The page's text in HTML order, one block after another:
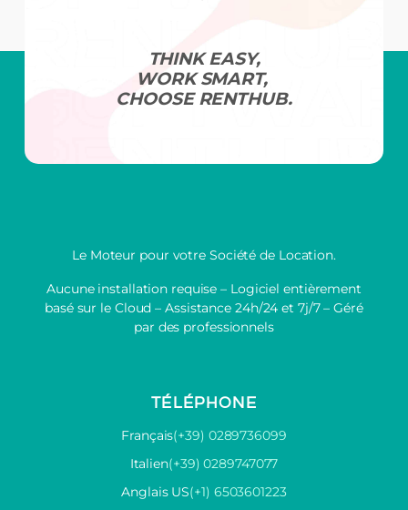
THINK EASY,
WORK SMART,
CHOOSE RENTHUB.
Le Moteur pour votre Société de Location.
Aucune installation requise – Logiciel entièrement
basé sur le Cloud – Assistance 24h/24 et 7j/7 – Géré
par des professionnels
TÉLÉPHONE
Français(+39) 0289736099
Italien(+39) 0289747077
Anglais US(+1) 6503601223